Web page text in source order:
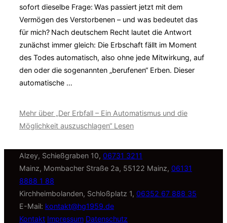
sofort dieselbe Frage: Was passiert jetzt mit dem
Vermögen des Verstorbenen – und was bedeutet das
für mich? Nach deutschem Recht lautet die Antwort
zunächst immer gleich: Die Erbschaft fällt im Moment
des Todes automatisch, also ohne jede Mitwirkung, auf
den oder die sogenannten „berufenen“ Erben. Dieser
automatische …
Mehr über „Der Erbfall – Ein Automatismus und die
Möglichkeit auszuschlagen“ Lesen
Alzey, Schießgraben 10, 06731 3211
Mainz, Mombacher Straße 2a, 55122 Mainz, 06131
8888 1 88
Kirchheimbolanden, Schloßplatz 1, 06352 67 888 35
E-Mail: kontakt@hg1959.de
Kontakt Impressum Datenschutz